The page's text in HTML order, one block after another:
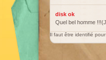
disk ok
Quel bel homme
Il faut être identifié